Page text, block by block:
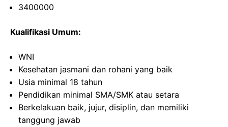
3400000
Kualifikasi Umum:
WNI
Kesehatan jasmani dan rohani yang baik
Usia minimal 18 tahun
Pendidikan minimal SMA/SMK atau setara
Berkelakuan baik, jujur, disiplin, dan memiliki
tanggung jawab